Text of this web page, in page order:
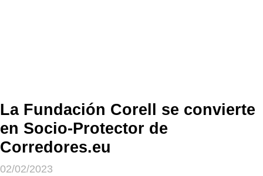
La Fundación Corell se convierte
en Socio-Protector de
Corredores.eu
02/02/2023